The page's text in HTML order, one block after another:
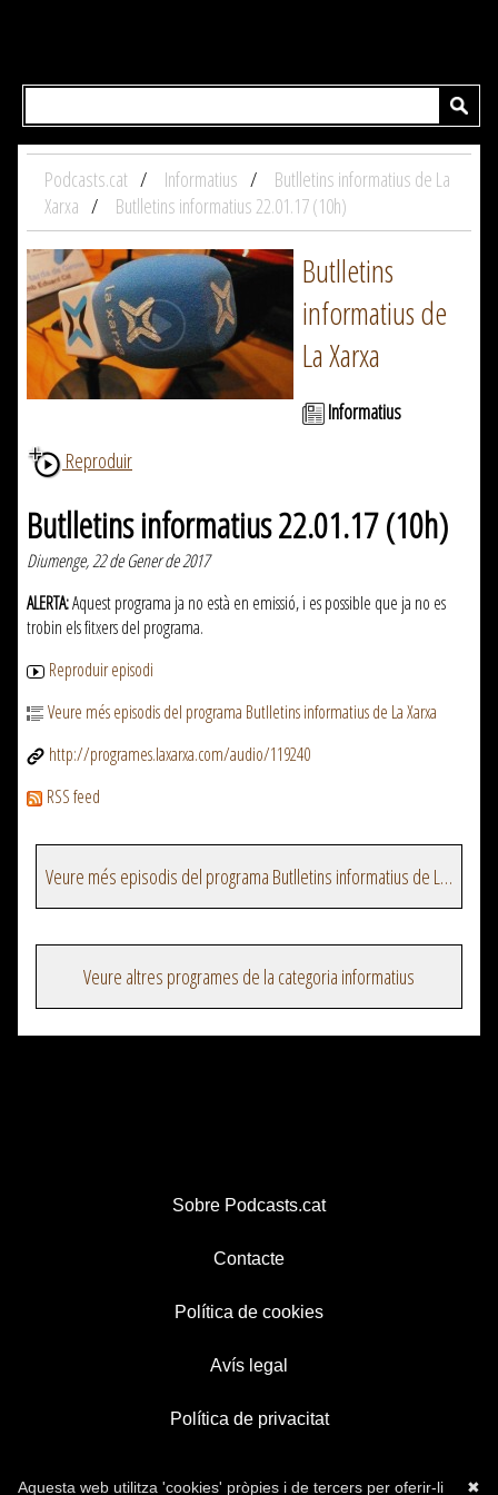
Podcasts.cat Informatius
Butlletins informatius de La
Xarxa
Butlletins informatius 22.01.17 (10h)
Butlletins
informatius de
La Xarxa
Informatius
Reproduir
Butlletins informatius 22.01.17 (10h)
Diumenge, 22 de Gener de 2017
ALERTA:Aquest programa ja no està en emissió, i es possible que ja no es
trobin els fitxers del programa.
Reproduir episodi
Veure més episodis del programa Butlletins informatius de La Xarxa
http://programes.laxarxa.com/audio/119240
RSS feed
Veure més episodis del programa Butlletins informatius de La Xarxa
Veure altres programes de la categoria informatius
Sobre Podcasts.cat
Contacte
Política de cookies
Avís legal
Política de privacitat
✖
Aquesta web utilitza 'cookies' pròpies i de tercers per oferir-li